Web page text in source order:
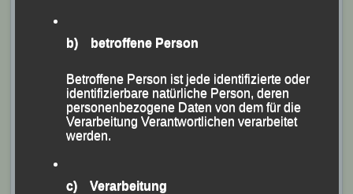
b) betroffene Person
Betroffene Person ist jede identifizierte oder
identifizierbare natürliche Person, deren
personenbezogene Daten von dem für die
Verarbeitung Verantwortlichen verarbeitet
werden.
c) Verarbeitung